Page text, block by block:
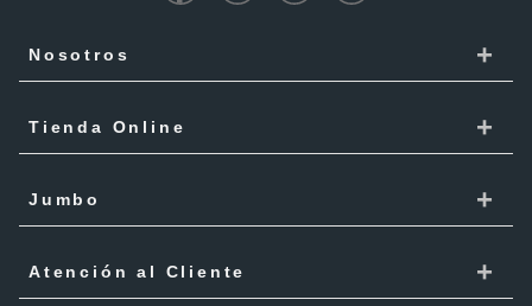
Nosotros +
Responsabilidad Social
Trabaja con Nosotros
Código de ética
Tienda Online +
Cómo comprar
Mis Pedidos
Jumbo +
Tarjeta Cencosud
Atención al Cliente +